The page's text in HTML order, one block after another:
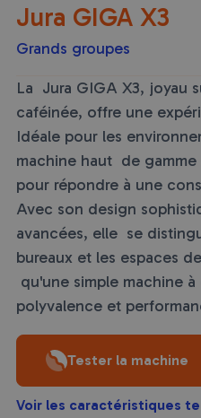
Jura GIGA X3
Grands groupes
La Jura GIGA X3, joyau
caféinée, offre une
Idéale pour les
machine haut de
pour répondre à une
Avec son design
avancées, elle se
bureaux et les espaces
qu'une simple machine
polyvalence et
Tester la machine
Voir les caractéristiques